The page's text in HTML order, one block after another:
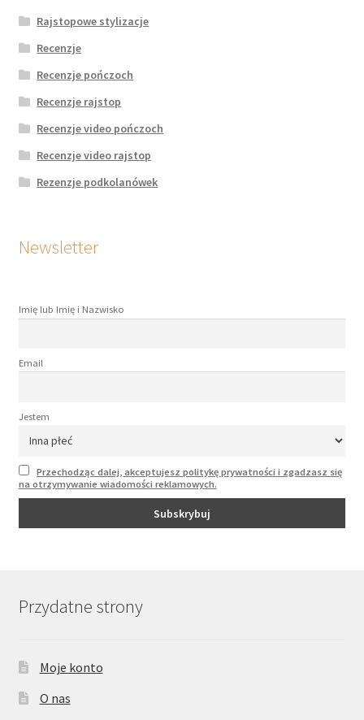
Rajstopowe stylizacje
Recenzje
Recenzje pończoch
Recenzje rajstop
Recenzje video pończoch
Recenzje video rajstop
Rezenzje podkolanówek
Newsletter
Imię lub Imię i Nazwisko
Email
Jestem
Przechodząc dalej, akceptujesz politykę prywatności i zgadzasz się
na otrzymywanie wiadomości reklamowych.
Przydatne strony
Moje konto
O nas